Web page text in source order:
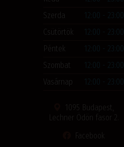
Szerda
12:00 - 23:00
Csütörtök
12:00 - 23:00
Péntek
12:00 - 23:00
Szombat
12:00 - 23:00
Vasárnap
12:00 - 23:00
1095 Budapest,
Lechner Ödön fasor 2.
Facebook